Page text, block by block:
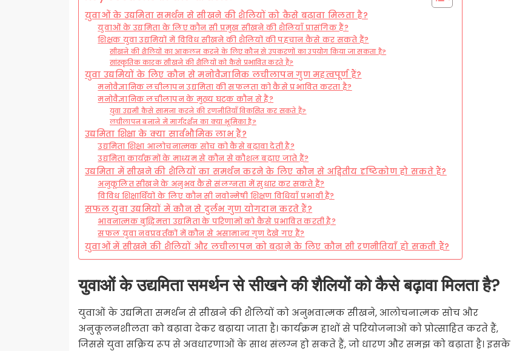
युवाओं के उद्यमिता समर्थन से सीखने की शैलियों को कैसे बढ़ावा मिलता है?
युवाओं के उद्यमिता के लिए कौन सी प्रमुख सीखने की शैलियाँ प्रासंगिक हैं?
शिक्षक युवा उद्यमियों में विविध सीखने की शैलियों की पहचान कैसे कर सकते हैं?
सीखने की शैलियों का आकलन करने के लिए कौन से उपकरणों का उपयोग किया जा सकता है?
सांस्कृतिक कारक सीखने की शैलियों को कैसे प्रभावित करते हैं?
युवा उद्यमियों के लिए कौन से मनोवैज्ञानिक लचीलापन गुण महत्वपूर्ण हैं?
मनोवैज्ञानिक लचीलापन उद्यमिता की सफलता को कैसे प्रभावित करता है?
मनोवैज्ञानिक लचीलापन के मुख्य घटक कौन से हैं?
युवा उद्यमी कैसे सामना करने की रणनीतियाँ विकसित कर सकते हैं?
लचीलापन बनाने में मार्गदर्शन का क्या भूमिका है?
उद्यमिता शिक्षा के क्या सार्वभौमिक लाभ हैं?
उद्यमिता शिक्षा आलोचनात्मक सोच को कैसे बढ़ावा देती है?
उद्यमिता कार्यक्रमों के माध्यम से कौन से कौशल बढ़ाए जाते हैं?
उद्यमिता में सीखने की शैलियों का समर्थन करने के लिए कौन से अद्वितीय दृष्टिकोण हो सकते हैं?
अनुकूलित सीखने के अनुभव कैसे संलग्नता में सुधार कर सकते हैं?
विविध शिक्षार्थियों के लिए कौन सी नवोन्मेषी शिक्षण विधियाँ प्रभावी हैं?
सफल युवा उद्यमियों में कौन से दुर्लभ गुण योगदान करते हैं?
भावनात्मक बुद्धिमत्ता उद्यमिता के परिणामों को कैसे प्रभावित करती है?
सफल युवा नवप्रवर्तकों में कौन से असामान्य गुण देखे गए हैं?
युवाओं में सीखने की शैलियों और लचीलापन को बढ़ाने के लिए कौन सी रणनीतियाँ हो सकती हैं?
युवाओं के उद्यमिता समर्थन से सीखने की शैलियों को कैसे बढ़ावा मिलता है?
युवाओं के उद्यमिता समर्थन से सीखने की शैलियों को अनुभवात्मक सीखने, आलोचनात्मक सोच और
अनुकूलनशीलता को बढ़ावा देकर बढ़ाया जाता है। कार्यक्रम हाथों से परियोजनाओं को प्रोत्साहित करते हैं,
जिससे युवा सक्रिय रूप से अवधारणाओं के साथ संलग्न हो सकते हैं, जो धारण और समझ को बढ़ाता है। इसके